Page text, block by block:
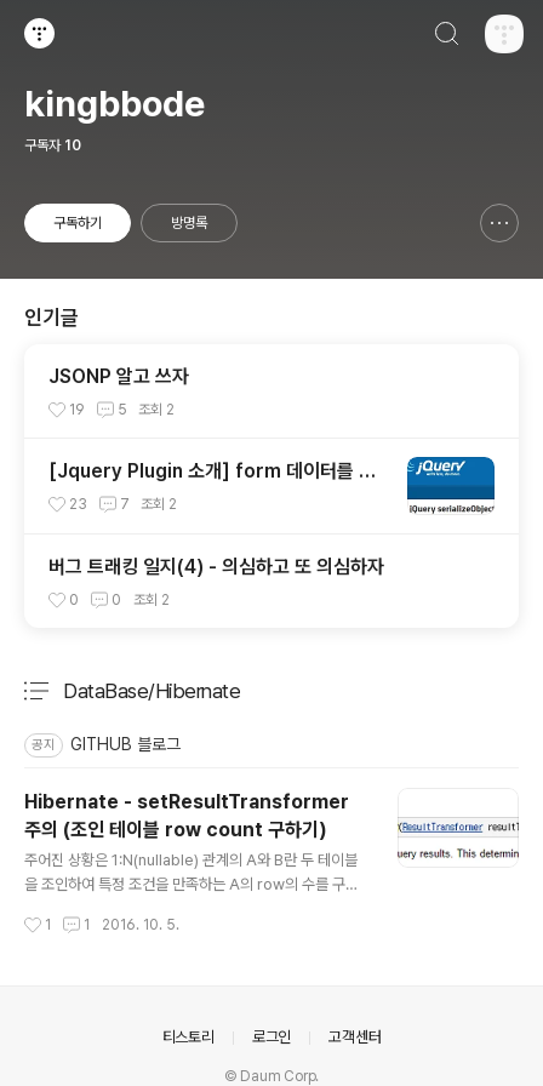
kingbbode
구독자 10
구독하기 방명록
인기글
JSONP 알고 쓰자
19 5 조회 2
[Jquery Plugin 소개] form 데이터를 Ob
ject로 만들기
23 7 조회 2
버그 트래킹 일지(4) - 의심하고 또 의심하자
0 0 조회 2
DataBase/Hibernate
공지 GITHUB 블로그
Hibernate - setResultTransformer
주의 (조인 테이블 row count 구하기)
주어진 상황은 1:N(nullable) 관계의 A와 B란 두 테이블
을 조인하여 특정 조건을 만족하는 A의 row의 수를 구하
일 수도 있습니다. 이런 경우 A 주체의 왼쪽 외부 조인을 사
야 합니다! 중복을 제거하는 방법으로 많이 사용되는 Hibe
fication.DISTINCT_ROOT_ENTITY)입니다. Project
1 1 2016. 10. 5.
티스토리 로그인 고객센터
© Daum Corp.